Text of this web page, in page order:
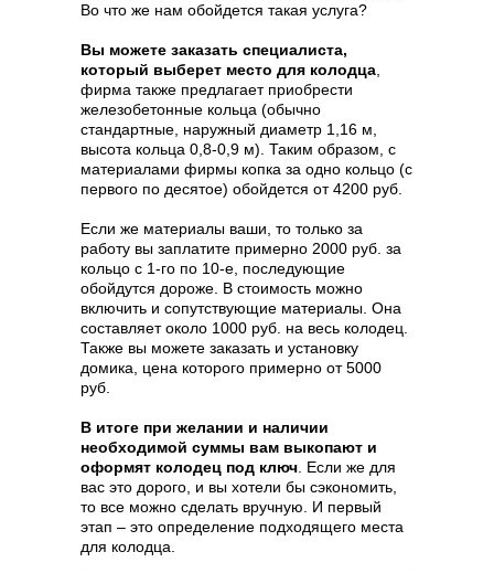
Во что же нам обойдется такая услуга?
Вы можете заказать специалиста,
который выберет место для колодца
фирма также предлагает приобрести
железобетонные кольца (обычно
стандартные, наружный диаметр 1,16 м,
высота кольца 0,8-0,9 м). Таким образом, с
материалами фирмы копка за одно кольцо (с
первого по десятое) обойдется от 4200 руб.
Если же материалы ваши, то только за
работу вы заплатите примерно 2000 руб. за
кольцо с 1-го по 10-е, последующие
обойдутся дороже. В стоимость можно
включить и сопутствующие материалы. Она
составляет около 1000 руб. на весь колодец.
Также вы можете заказать и установку
домика, цена которого примерно от 5000
руб.
В итоге при желании и наличии
необходимой суммы вам выкопают и
оформят колодец под ключ . Если же для
вас это дорого, и вы хотели бы сэкономить,
то все можно сделать вручную. И первый
этап – это определение подходящего места
для колодца.